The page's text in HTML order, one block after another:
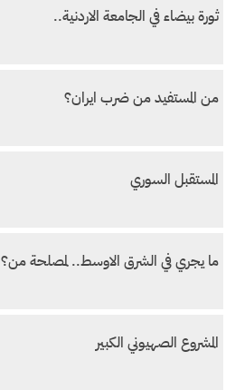
ثورة بيضاء في الجامعة الاردنية..
من المستفيد من ضرب ايران؟
المستقبل السوري
ما يجري في الشرق الاوسط.. لمصلحة من؟
المشروع الصهيوني الكبير